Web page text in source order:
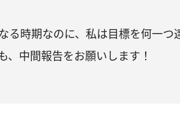
る時期なのに、私は目標を何一
、中間報告をお願いします！